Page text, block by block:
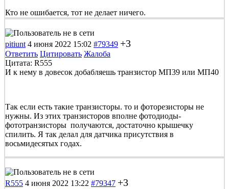
Кто не ошибается, тот не делает ничего.
pitiunt 4 июня 2022 15:02 #79349 +3
Ответить Цитировать Жалоба
Цитата: R555
И к нему в довесок добабляешь транзистор МП39 или МП40
Так если есть такие транзисторы. то и фоторезисторы не
нужны. Из этих транзисторов вполне фотодиоды-
фототранзисторы получаются, достаточно крышечку
спилить. Я так делал для датчика присутствия в
восьмидесятых годах.
R555 4 июня 2022 13:22 #79347 +3